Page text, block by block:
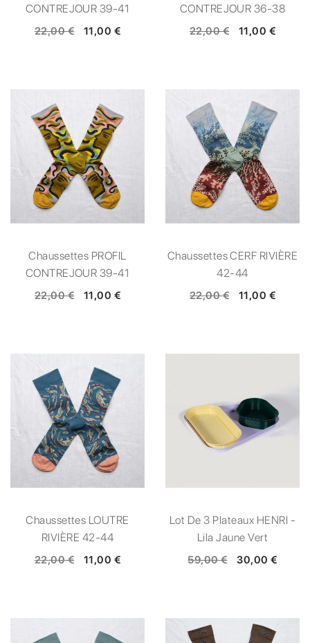
CONTREJOUR 39-41
22,00 € 11,00 €
CONTREJOUR 36-38
22,00 € 11,00 €
Chaussettes PROFIL
CONTREJOUR 39-41
22,00 € 11,00 €
Chaussettes CERF RIVIÈRE
42-44
22,00 € 11,00 €
Chaussettes LOUTRE
RIVIÈRE 42-44
22,00 € 11,00 €
Lot De 3 Plateaux HENRI -
Lila Jaune Vert
59,00 € 30,00 €